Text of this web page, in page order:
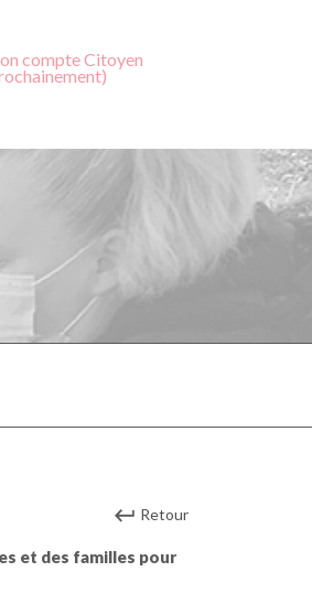
compte Citoyen
Retour
et des familles pour